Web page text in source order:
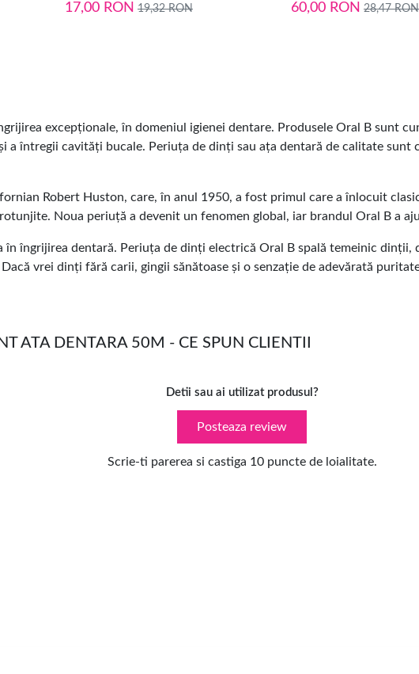
17,00 RON 19,32RON 60,00 RON 28,47RON
excepționale, în domeniul igienei dentare. Produsele Oral B sunt
întregii cavități bucale. Periuța de dinți sau ața dentară de calitate sunt
Robert Huston, care, în anul 1950, a fost primul care a înlocuit
Noua periuță a devenit un fenomen global, iar brandul Oral B a
îngrijirea dentară. Periuța de dinți electrică Oral B spală temeinic dinții,
vrei dinți fără carii, gingii sănătoase și o senzație de adevărată
ATA DENTARA 50M - CE SPUN CLIENTII
Detii sau ai utilizat produsul?
Posteaza review
Scrie-ti parerea si castiga 10 puncte de loialitate.